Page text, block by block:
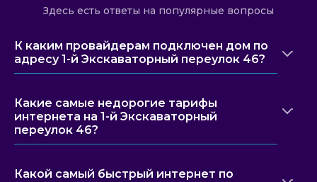
Здесь есть ответы на популярные вопросы
К каким провайдерам подключен дом по
адресу 1-й Экскаваторный переулок 46?
Какие самые недорогие тарифы
интернета на 1-й Экскаваторный
переулок 46?
Какой самый быстрый интернет по